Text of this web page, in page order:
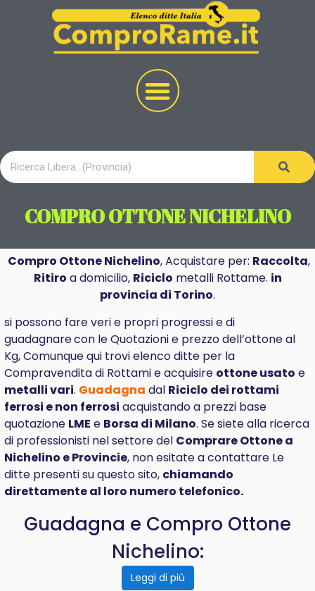
COMPRO OTTONE NICHELINO
Compro Ottone Nichelino, Acquistare per: Raccolta,
Ritiro a domicilio, Riciclo metalli Rottame. in
provincia di Torino.
si possono fare veri e propri progressi e di
guadagnarecon le Quotazioni e prezzo dell’ottone al
Kg, Comunque qui trovi elenco ditte per la
Compravendita di Rottami e acquisire ottone usato e
metalli vari. Guadagna dal Riciclo dei rottami
ferrosi e non ferrosi acquistando a prezzi base
quotazione LME e Borsa di Milano. Se siete alla ricerca
di professionisti nel settore del ComprareOttone a
Nichelino e Provincie, non esitate a contattare Le
ditte presenti su questo sito, chiamando
direttamente al loro numero telefonico.
Guadagna e Compro Ottone
Nichelino:
Leggi di più